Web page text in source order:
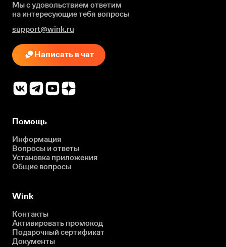
Мы с удовольствием ответим
на интересующиетебя вопросы
support@wink.ru
Написать в чат
Помощь
Информация
Вопросы и ответы
Установка приложения
Общие вопросы
Wink
Контакты
Активировать промокод
Подарочный сертификат
Документы